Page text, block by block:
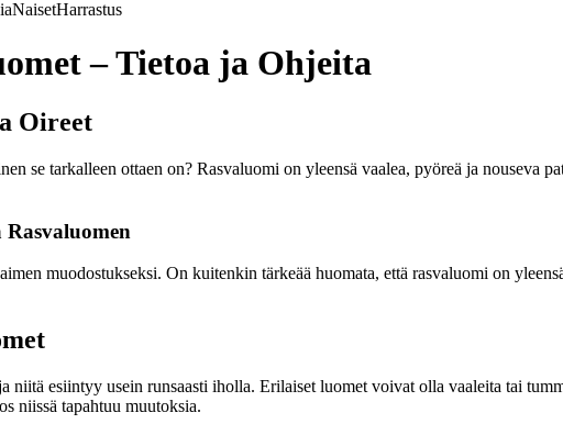
NaisetHarrastus
– Tietoa ja Ohjeita
Oireet
se tarkalleen ottaen on? Rasvaluomi on yleensä vaalea, pyöreä ja nouseva
muodostukseksi. On kuitenkin tärkeää huomata, että rasvaluomi on
esiintyy usein runsaasti iholla. Erilaiset luomet voivat olla vaaleita tai
niissä tapahtuu muutoksia.